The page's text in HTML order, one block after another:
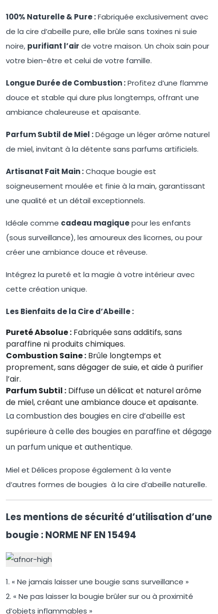
100% Naturelle & Pure :Fabriquée exclusivement avec
de la cire d’abeille pure, elle brûle sans toxines ni suie
noire, purifiant l’air de votre maison. Un choix sain pour
votre bien-être et celui de votre famille.
Longue Durée de Combustion :Profitez d’une flamme
douce et stable qui dure plus longtemps, offrant une
ambiance chaleureuse et apaisante.
Parfum Subtil de Miel :Dégage un léger arôme naturel
de miel, invitant à la détente sans parfums artificiels.
Artisanat Fait Main :Chaque bougie est
soigneusement moulée et finie à la main, garantissant
une qualité et un détail exceptionnels.
Idéale comme cadeau magiquepour les enfants
(sous surveillance), les amoureux des licornes, ou pour
créer une ambiance douce et rêveuse.
Intégrez la pureté et la magie à votre intérieur avec
cette création unique.
Les Bienfaits de la Cire d’Abeille :
Pureté Absolue : Fabriquée sans additifs, sans
paraffine ni produits chimiques.
Combustion Saine : Brûle longtemps et
proprement, sans dégager de suie, et aide à purifier
l’air.
Parfum Subtil : Diffuse un délicat et naturel arôme
de miel, créant une ambiance douce et apaisante.
La combustion des bougies en cire d’abeille est
supérieure à celle des bougies en paraffine et dégage
un parfum unique et authentique.
Miel et Délices propose également à la vente
d’autres formes de bougies à la cire d’abeille naturelle.
Les mentions de sécurité d’utilisation d’une
bougie : NORME NF EN 15494
1. « Ne jamais laisser une bougie sans surveillance »
2. « Ne pas laisser la bougie brûler sur ou à proximité
d’objets inflammables »